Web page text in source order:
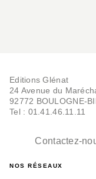
Editions Glénat
24 Avenue du
92772 BOULOGNE-
Tel : 01.41.46.11.11
Contactez-
NOS RÉSEAUX